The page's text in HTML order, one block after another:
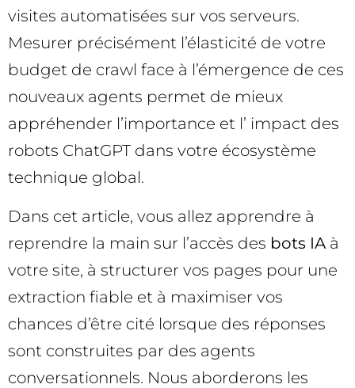
visites automatisées sur vos serveurs.
Mesurer précisément l’élasticité de votre
budget de crawl face à l’émergence de ces
nouveaux agents permet de mieux
appréhender l’importance et l’ impact des
robots ChatGPT dans votre écosystème
technique global.
Dans cet article, vous allez apprendre à
reprendre la main sur l’accès des bots IA à
votre site, à structurer vos pages pour une
extraction fiable et à maximiser vos
chances d’être cité lorsque des réponses
sont construites par des agents
conversationnels. Nous aborderons les